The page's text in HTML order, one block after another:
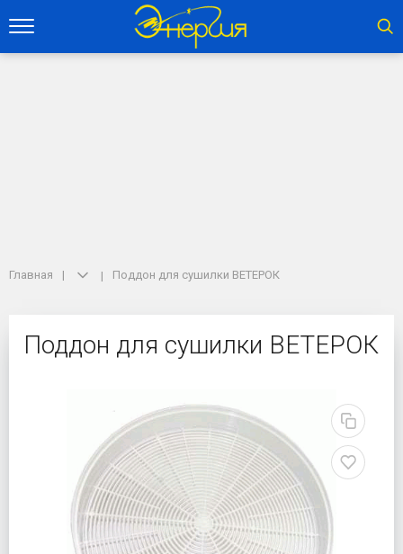
Главная Поддон для сушилки ВЕТЕРОК
Поддон для сушилки ВЕТЕРОК